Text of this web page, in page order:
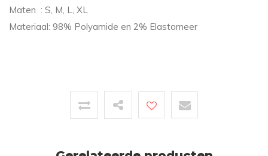
Maten : S, M, L, XL
Materiaal: 98% Polyamide en 2% Elastomeer